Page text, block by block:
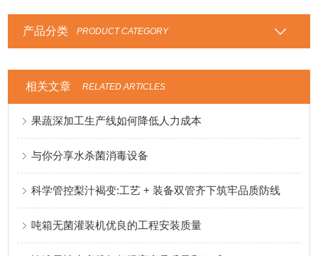
产品分类 PRODUCT CATEGORY
相关文章 RELATED ARTICLES
果蔬深加工生产线如何降低人力成本
与你分享水杀菌消毒设备
科学管控梨汁褐变:工艺 + 装备双管齐下筑牢品质防线
吨箱无菌灌装机优良的工程安装质量